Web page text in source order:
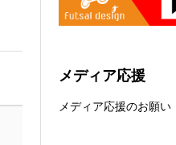
メディア応援
メディア応援のお願い